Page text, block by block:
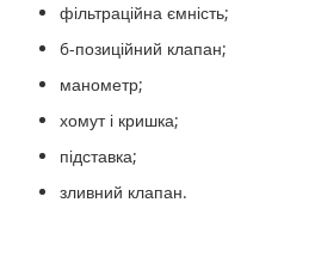
фільтраційна ємність;
6-позиційний клапан;
манометр;
хомут і кришка;
підставка;
зливний клапан.